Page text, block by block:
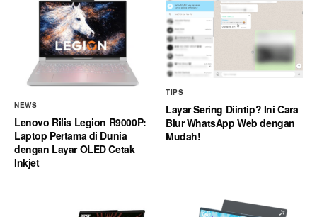
NEWS
Lenovo Rilis Legion R9000P:
Laptop Pertama di Dunia
dengan Layar OLED Cetak
Inkjet
TIPS
Layar Sering Diintip? Ini Cara
Blur WhatsApp Web dengan
Mudah!